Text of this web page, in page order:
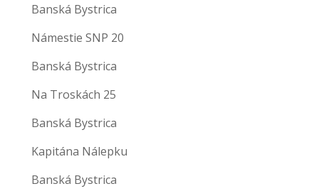
Banská Bystrica
Námestie SNP 20
Banská Bystrica
Na Troskách 25
Banská Bystrica
Kapitána Nálepku
Banská Bystrica